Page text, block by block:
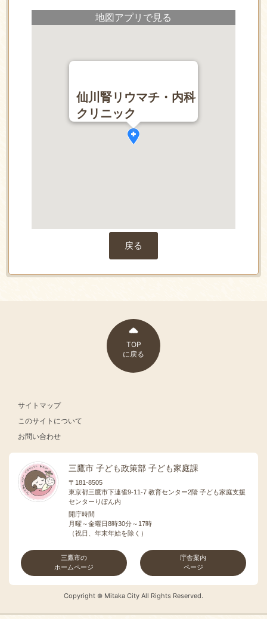
地図アプリで見る
仙川腎リウマチ・内科
クリニック
戻る
TOP
に戻る
サイトマップ
このサイトについて
お問い合わせ
三鷹市 子ども政策部 子ども家庭課
〒181-8505
東京都三鷹市下連雀9-11-7 教育センター2階 子ども家庭支援
センターりぼん内
開庁時間
月曜～金曜日8時30分～17時
（祝日、年末年始を除く）
三鷹市の
ホームページ
庁舎案内
ページ
Copyright © Mitaka City All Rights Reserved.